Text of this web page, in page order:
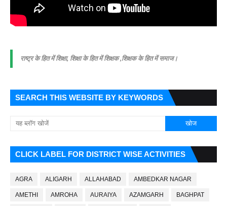
राष्ट्र के हित में शिक्षा, शिक्षा के हित में शिक्षक ,शिक्षक के हित में समाज।
SEARCH THIS WEBSITE BY KEYWORDS
CLICK LABEL FOR DISTRICT WISE ACTIVITIES
AGRA ALIGARH ALLAHABAD AMBEDKAR NAGAR
AMETHI AMROHA AURAIYA AZAMGARH BAGHPAT